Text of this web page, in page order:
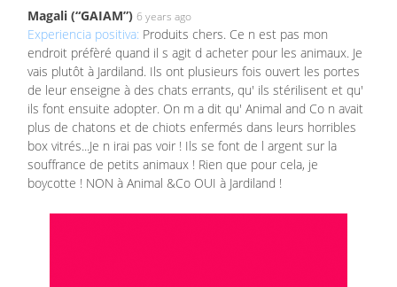
Magali (“GAIAM”) 6 years ago
Experiencia positiva: Produits chers. Ce n est pas mon
endroit préfèré quand il s agit d acheter pour les animaux. Je
vais plutôt à Jardiland. Ils ont plusieurs fois ouvert les portes
de leur enseigne à des chats errants, qu' ils stérilisent et qu'
ils font ensuite adopter. On m a dit qu' Animal and Co n avait
plus de chatons et de chiots enfermés dans leurs horribles
box vitrés...Je n irai pas voir ! Ils se font de l argent sur la
souffrance de petits animaux ! Rien que pour cela, je
boycotte ! NON à Animal &Co OUI à Jardiland !